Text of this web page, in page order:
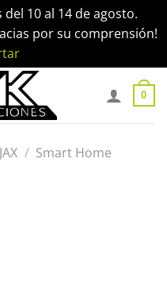
10 al 14 de agosto.
por su comprensión!
0
/ Smart Home